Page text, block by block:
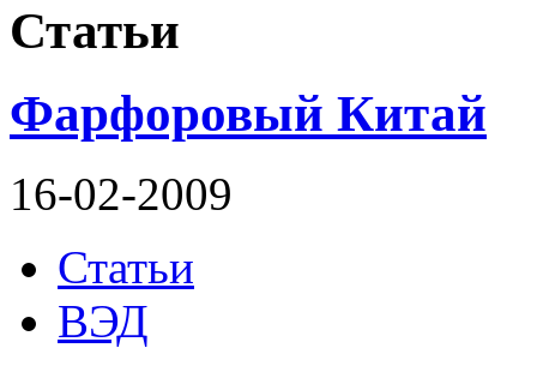
Статьи
Фарфоровый Китай
16-02-2009
Статьи
ВЭД